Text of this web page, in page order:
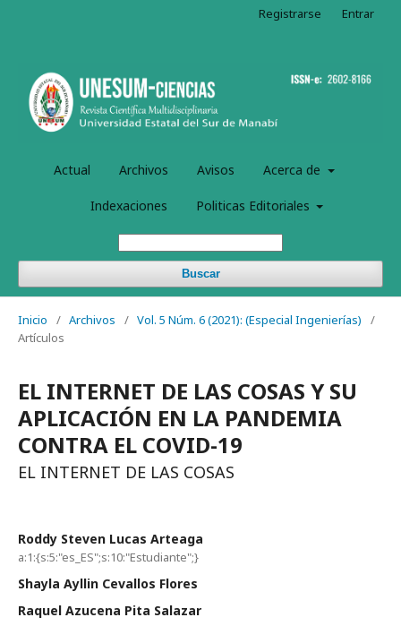
Actual Archivos Avisos Acerca de
Indexaciones Politicas Editoriales
Buscar
Registrarse Entrar
Inicio / Archivos / Vol. 5 Núm. 6 (2021): (Especial Ingenierí­as)
/
Artículos
EL INTERNET DE LAS COSAS Y SU
APLICACIÓN EN LA PANDEMIA
CONTRA EL COVID-19
EL INTERNET DE LAS COSAS
Roddy Steven Lucas Arteaga
a:1:{s:5:"es_ES";s:10:"Estudiante";}
Shayla Ayllin Cevallos Flores
Raquel Azucena Pita Salazar